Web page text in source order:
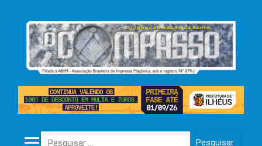
Pesquisar por: